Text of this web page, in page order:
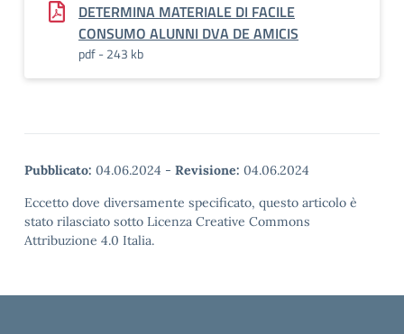
DETERMINA MATERIALE DI FACILE
CONSUMO ALUNNI DVA DE AMICIS
pdf - 243 kb
Pubblicato: 04.06.2024 - Revisione: 04.06.2024
Eccetto dove diversamente specificato, questo articolo è
stato rilasciato sotto Licenza Creative Commons
Attribuzione 4.0 Italia.